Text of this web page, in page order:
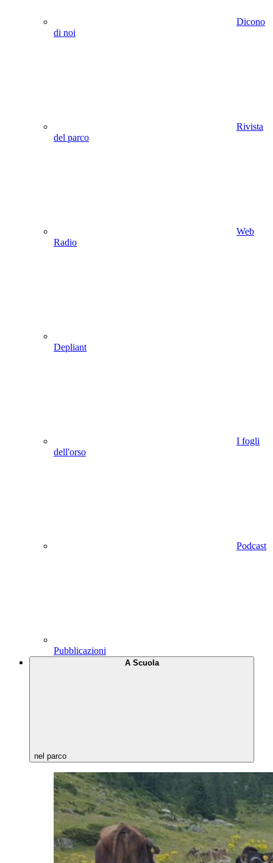
Dicono
di noi
Rivista
del parco
Web
Radio
Depliant
I fogli
dell'orso
Podcast
Pubblicazioni
A Scuola
nel parco